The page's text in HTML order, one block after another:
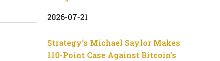
2026-07-21
Strategy’s Michael Saylor Makes
110-Point Case Against Bitcoin’s